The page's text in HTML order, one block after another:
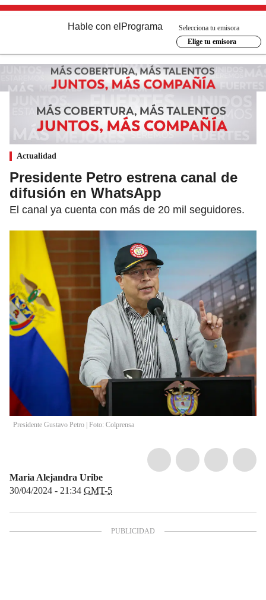
Hable con el Programa
Selecciona tu emisora
Elige tu emisora
Actualidad
Presidente Petro estrena canal de
difusión en WhatsApp
El canal ya cuenta con más de 20 mil seguidores.
Presidente Gustavo Petro | Foto: Colprensa
Maria Alejandra Uribe
30/04/2024 - 21:34 GMT-5